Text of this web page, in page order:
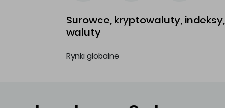
Surowce, kryptowaluty, indeksy,
waluty
Rynki globalne